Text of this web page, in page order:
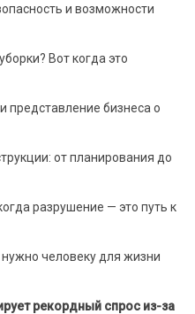
и возможности
Вот когда это
представление бизнеса о
от планирования до
разрушение — это путь к
человеку для жизни
рекордный спрос из-за